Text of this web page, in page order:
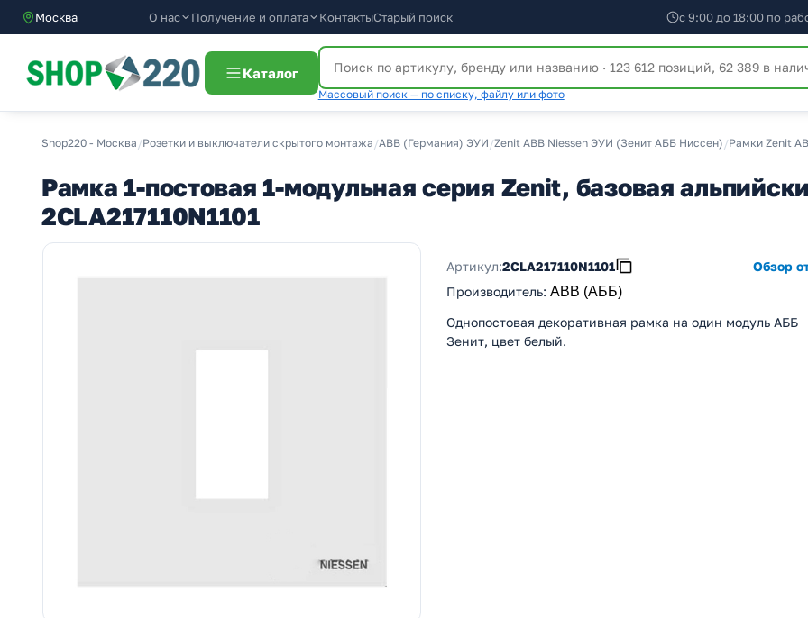
Москва О нас Получение и оплата КонтактыСтарый поиск с 9:00 до 18:00 по
Каталог
Массовый поиск — по списку, файлу или фото
Shop220 - Москва /Розетки и выключатели скрытого монтажа /ABB (Германия) ЭУИ /Zenit ABB Niessen ЭУИ (Зенит АББ Ниссен) /Рамки Zenit
Рамка 1-постовая 1-модульная серия Zenit, базовая
2CLA217110N1101
Артикул:2CLA217110N1101
Обзор
Производитель: ABB (АББ)
Однопостовая декоративная рамка на один модуль АББ
Зенит, цвет белый.